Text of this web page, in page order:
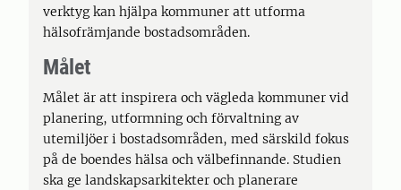
verktyg kan hjälpa kommuner att utforma
hälsofrämjande bostadsområden.
Målet
Målet är att inspirera och vägleda kommuner vid
planering, utformning och förvaltning av
utemiljöer i bostadsområden, med särskild fokus
på de boendes hälsa och välbefinnande. Studien
ska ge landskapsarkitekter och planerare